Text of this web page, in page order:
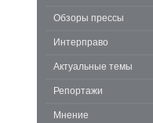
Обзоры прессы
Интерправо
Актуальные темы
Репортажи
Мнение